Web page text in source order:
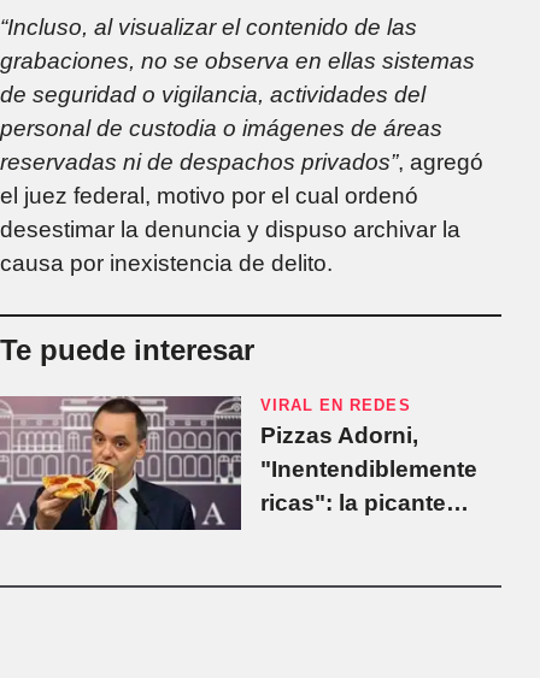
“Incluso, al visualizar el contenido de las
grabaciones, no se observa en ellas sistemas
de seguridad o vigilancia, actividades del
personal de custodia o imágenes de áreas
reservadas ni de despachos privados”, agregó
el juez federal, motivo por el cual ordenó
desestimar la denuncia y dispuso archivar la
causa por inexistencia de delito.
Te puede interesar
VIRAL EN REDES
Pizzas Adorni,
"Inentendiblemente
ricas": la picante